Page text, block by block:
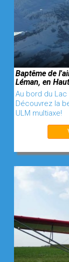
Baptême de
Léman, en
Au bord du Lac
Découvrez la
ULM multiaxe!